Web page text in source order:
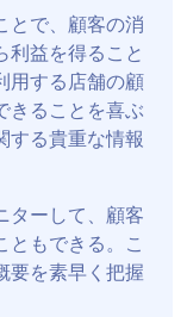
とで、顧客の消
利益を得ること
用する店舗の顧
きることを喜ぶ
する貴重な情報
ターして、顧客
ともできる。こ
要を素早く把握